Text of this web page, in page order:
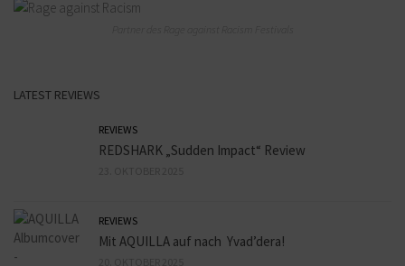
LATEST REVIEWS
REVIEWS
REDSHARK „Sudden Impact“ Review
REVIEWS
Mit AQUILLA auf nach Yvad’dera!